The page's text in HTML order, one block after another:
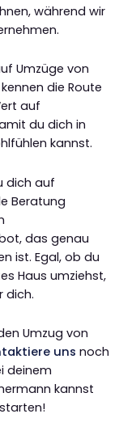
während wir
Umzüge von
die Route
auf
du dich in
kannst.
dich auf
Beratung
das genau
ist. Egal, ob du
Haus umziehst,
dich.
Umzug von
uns noch
deinem
kannst